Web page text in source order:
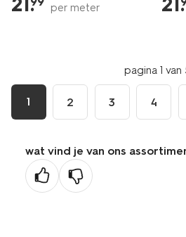
per meter
pagina 1 van
1 2 3 4
wat vind je van ons